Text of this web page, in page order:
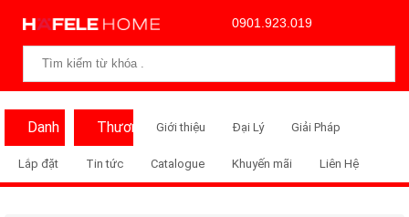
0901.923.019
Danh
Mục
Thương
Hiệu
Giới thiệu Đại Lý Giải Pháp
Lắp đặt Tin tức Catalogue Khuyến mãi Liên Hệ